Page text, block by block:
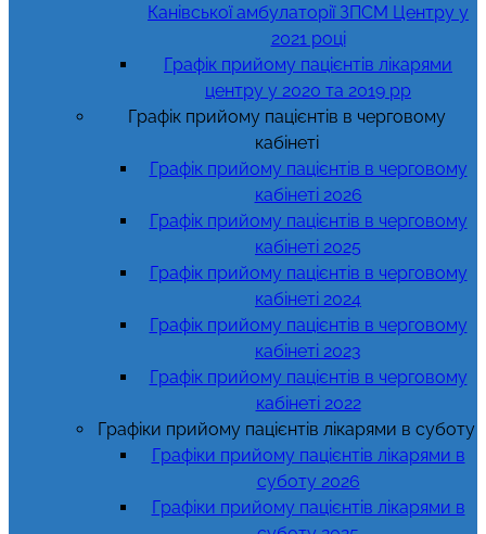
Канівської амбулаторії ЗПСМ Центру у
2021 році
Графік прийому пацієнтів лікарями
центру у 2020 та 2019 рр
Графік прийому пацієнтів в черговому
кабінеті
Графік прийому пацієнтів в черговому
кабінеті 2026
Графік прийому пацієнтів в черговому
кабінеті 2025
Графік прийому пацієнтів в черговому
кабінеті 2024
Графік прийому пацієнтів в черговому
кабінеті 2023
Графік прийому пацієнтів в черговому
кабінеті 2022
Графіки прийому пацієнтів лікарями в суботу
Графіки прийому пацієнтів лікарями в
суботу 2026
Графіки прийому пацієнтів лікарями в